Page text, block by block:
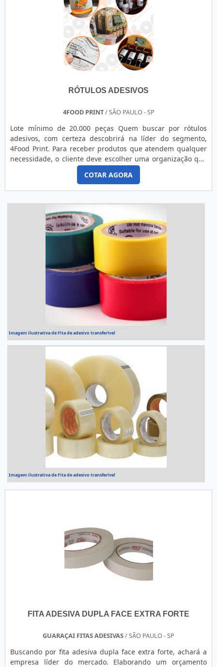
RÓTULOS ADESIVOS
4FOOD PRINT/ SÃO PAULO - SP
Lote mínimo de 20.000 peças Quem buscar por rótulos
adesivos, com certeza descobrirá na líder do segmento,
4Food Print. Para receber produtos que atendem qualquer
necessidade, o cliente deve escolher uma organização que
se destaque por um bom suporte pré-venda e tenha ampla
experiência no ramo.MAIS DETALHES INTERESSANTES
SOBRE RÓTULOS ADESIVOSQuem precisa de rótulos
serviços, consegue encont...
COTAR AGORA
Imagem ilustrativa de Fita de adesivo transferível
Imagem ilustrativa de Fita de adesivo transferível
FITA ADESIVA DUPLA FACE EXTRA FORTE
GUARAÇAI FITAS ADESIVAS/ SÃO PAULO - SP
Buscando por fita adesiva dupla face extra forte, achará a
empresa líder do mercado. Elaborando um orçamento